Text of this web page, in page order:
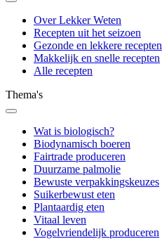
Over Lekker Weten
Recepten uit het seizoen
Gezonde en lekkere recepten
Makkelijk en snelle recepten
Alle recepten
Thema's
Wat is biologisch?
Biodynamisch boeren
Fairtrade produceren
Duurzame palmolie
Bewuste verpakkingskeuzes
Suikerbewust eten
Plantaardig eten
Vitaal leven
Vogelvriendelijk produceren